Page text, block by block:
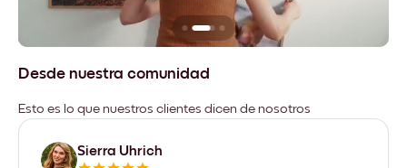
Desde nuestra comunidad
Esto es lo que nuestros clientes dicen de nosotros
Sierra Uhrich